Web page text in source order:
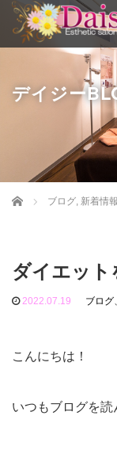
デイジー
Home ブログ, 新着情報
ダイエッ
2022.07.19 ブログ、
こんにちは！
いつもブログを読